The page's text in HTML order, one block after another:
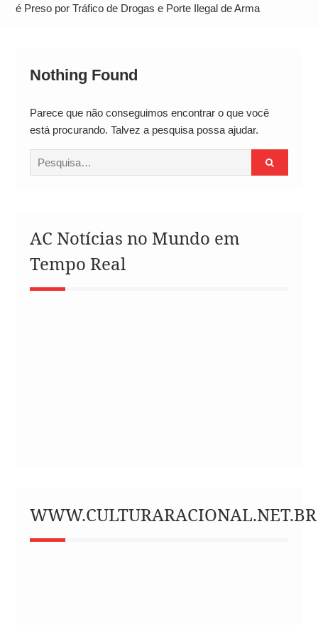
Alto
é Preso por Tráfico de Drogas e Porte Ilegal de Arma
Nothing Found
Parece que não conseguimos encontrar o que você
está procurando. Talvez a pesquisa possa ajudar.
Procurar
por:
AC Notícias no Mundo em
Tempo Real
WWW.CULTURARACIONAL.NET.BR